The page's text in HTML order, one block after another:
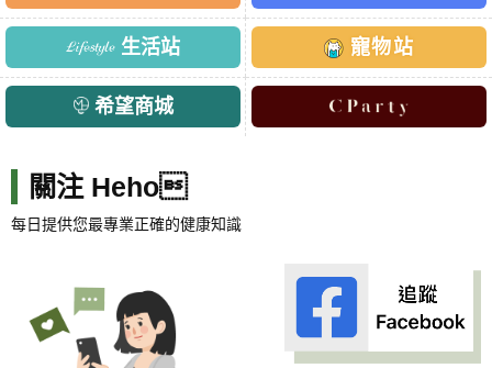
生活站 寵物站
希望商城
關注 Heho
每日提供您最專業正確的健康知識